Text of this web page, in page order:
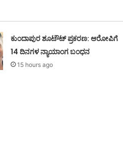
ಕುಂದಾಪುರ ಶೂಟೌಟ್ ಪ್ರಕರಣ: ಆರೋಪಿಗೆ
14 ದಿನಗಳ ನ್ಯಾಯಾಂಗ ಬಂಧನ
15 hours ago